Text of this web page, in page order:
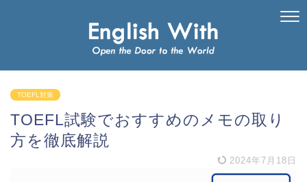
TOEFL対策
TOEFL試験でおすすめのメモの取り
方を徹底解説
2024年7月18日